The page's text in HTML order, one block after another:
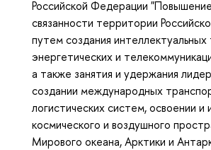
Российской Федерации
связанности территории
путем создания
энергетических и
а также занятия и удержания
создании международных
логистических систем, освоении и
космического и воздушного
Мирового океана, Арктики и